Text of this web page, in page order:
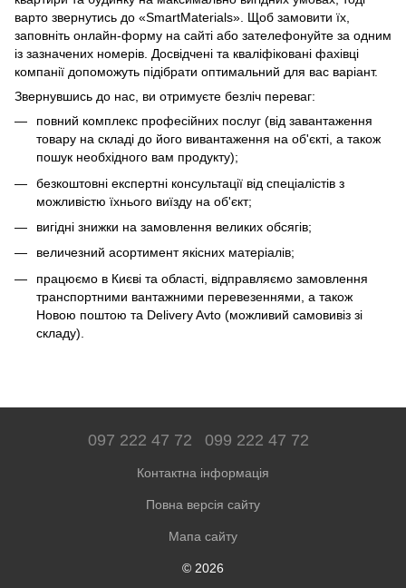
варто звернутись до «SmartMaterials». Щоб замовити їх,
заповніть онлайн-форму на сайті або зателефонуйте за одним
із зазначених номерів. Досвідчені та кваліфіковані фахівці
компанії допоможуть підібрати оптимальний для вас варіант.
Звернувшись до нас, ви отримуєте безліч переваг:
повний комплекс професійних послуг (від завантаження
товару на складі до його вивантаження на об'єкті, а також
пошук необхідного вам продукту);
безкоштовні експертні консультації від спеціалістів з
можливістю їхнього виїзду на об'єкт;
вигідні знижки на замовлення великих обсягів;
величезний асортимент якісних матеріалів;
працюємо в Києві та області, відправляємо замовлення
транспортними вантажними перевезеннями, а також
Новою поштою та Delivery Avto (можливий самовивіз зі
складу).
097 222 47 72 099 222 47 72
Контактна інформація
Повна версія сайту
Мапа сайту
© 2026